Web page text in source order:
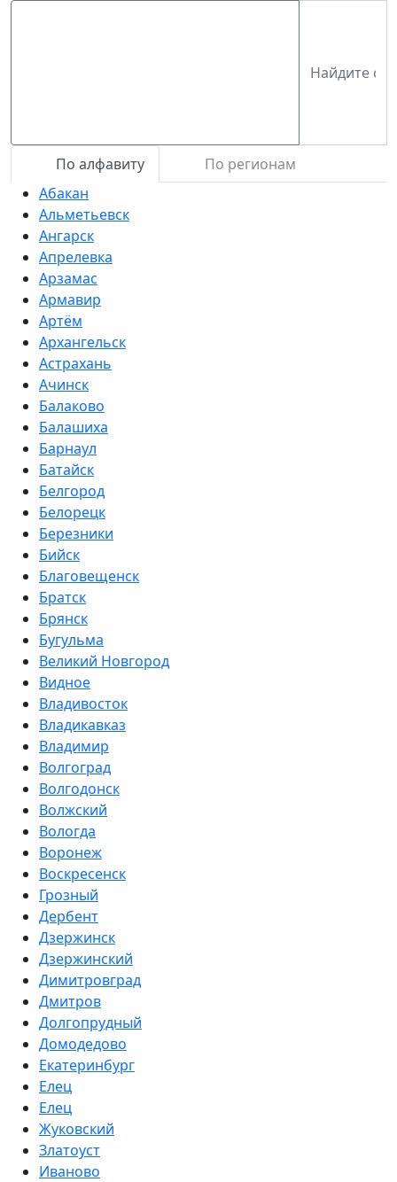
По алфавиту
По регионам
Абакан
Альметьевск
Ангарск
Апрелевка
Арзамас
Армавир
Артём
Архангельск
Астрахань
Ачинск
Балаково
Балашиха
Барнаул
Батайск
Белгород
Белорецк
Березники
Бийск
Благовещенск
Братск
Брянск
Бугульма
Великий Новгород
Видное
Владивосток
Владикавказ
Владимир
Волгоград
Волгодонск
Волжский
Вологда
Воронеж
Воскресенск
Грозный
Дербент
Дзержинск
Дзержинский
Димитровград
Дмитров
Долгопрудный
Домодедово
Екатеринбург
Елец
Елец
Жуковский
Златоуст
Иваново